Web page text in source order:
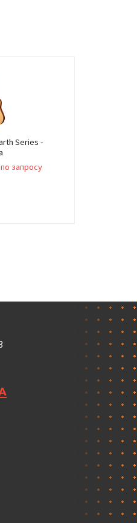
Series -
запросу